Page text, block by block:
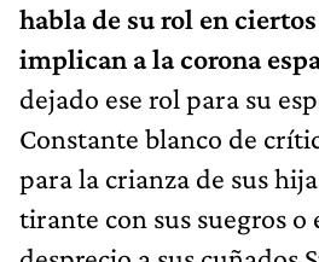
habla de su rol en
implican a la corona
dejado ese rol para su
Constante blanco de
para la crianza de sus
tirante con sus suegros o